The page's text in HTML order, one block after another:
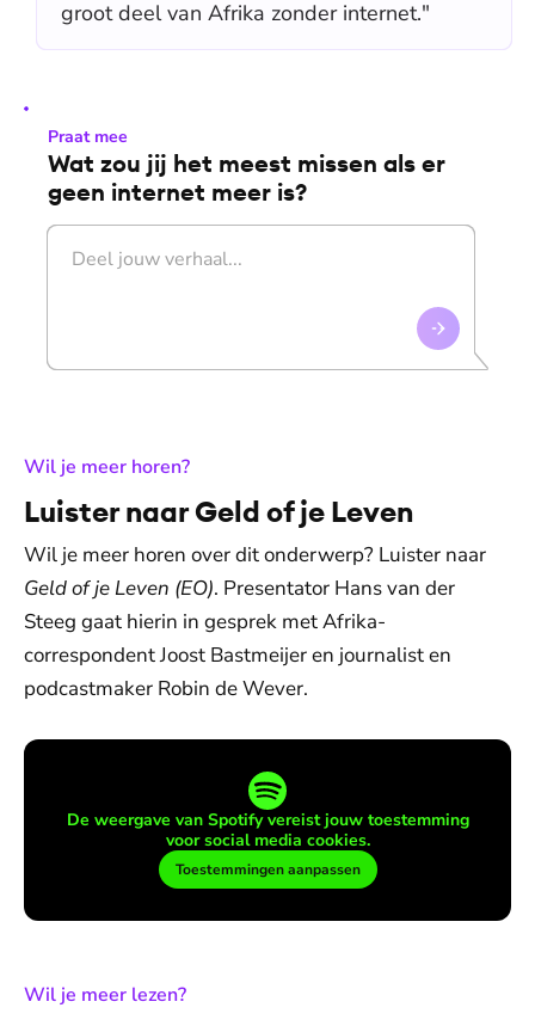
groot deel van Afrika zonder internet."
Praat mee
Wat zou jij het meest missen als er
geen internet meer is?
Wil je meer horen?:
Luister naar Geld of je Leven
Wil je meer horen over dit onderwerp? Luister naar
Geld of je Leven (EO). Presentator Hans van der
Steeg gaat hierin in gesprek met Afrika-
correspondent Joost Bastmeijer en journalist en
podcastmaker Robin de Wever.
De weergave van Spotify vereist jouw toestemming
voor social media cookies.
Toestemmingen aanpassen
Wil je meer lezen?: